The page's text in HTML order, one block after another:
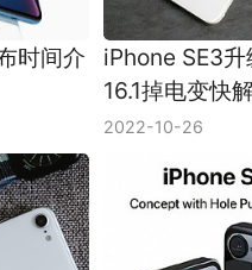
时间介
iPhone SE3升
16.1掉电变快
绍
2022-10-26